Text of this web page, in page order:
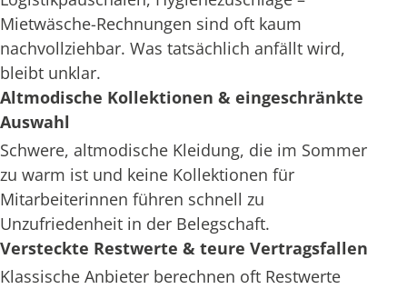
Mietwäsche-Rechnungen sind oft kaum
nachvollziehbar. Was tatsächlich anfällt wird,
bleibt unklar.
Altmodische Kollektionen & eingeschränkte
Auswahl
Schwere, altmodische Kleidung, die im Sommer
zu warm ist und keine Kollektionen für
Mitarbeiterinnen führen schnell zu
Unzufriedenheit in der Belegschaft.
Versteckte Restwerte & teure Vertragsfallen
Klassische Anbieter berechnen oft Restwerte